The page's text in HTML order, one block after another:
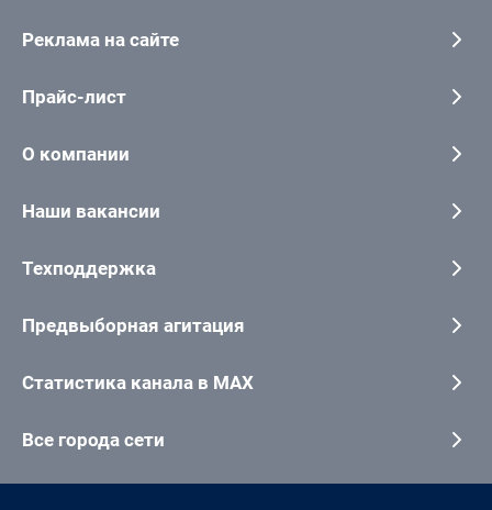
Реклама на сайте
Прайс-лист
О компании
Наши вакансии
Техподдержка
Предвыборная агитация
Статистика канала в MAX
Все города сети